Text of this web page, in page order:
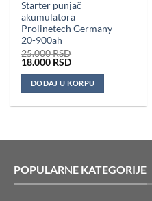
Starter punjač
akumulatora
Prolinetech Germany
20-900ah
25.000RSD
Originalna
bila:
25.000 RSD.
18.000 RSDTrenutna
je:
18.000 RSD.
DODAJ U KORPU
POPULARNE KATEGORIJE